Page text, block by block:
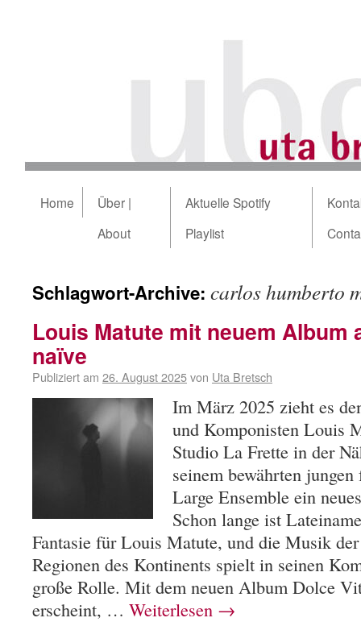
Home
Über |
About
Aktuelle Spotify
Playlist
Schlagwort-Archive: carlos humberto
Louis Matute mit neuem Album
naïve
Publiziert am 26. August 2025von Uta Bretsch
Im März 2025 zieht es
und Komponisten Louis
Studio La Frette in der
seinem bewährten
Large Ensemble ein
Schon lange ist
Fantasie für Louis Matute, und die Musik
Regionen des Kontinents spielt in seinen
große Rolle. Mit dem neuen Album Dolce
erscheint, … Weiterlesen →